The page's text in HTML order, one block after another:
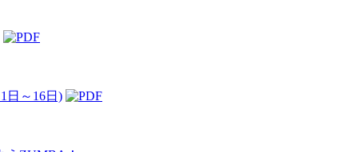
日～16日)